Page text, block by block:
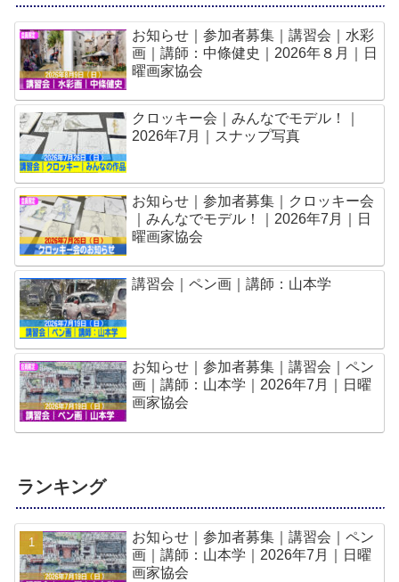
お知らせ｜参加者募集｜講習会｜水彩
画｜講師：中條健史｜2026年８月｜日
曜画家協会
クロッキー会｜みんなでモデル！｜
2026年7月｜スナップ写真
お知らせ｜参加者募集｜クロッキー会
｜みんなでモデル！｜2026年7月｜日
曜画家協会
講習会｜ペン画｜講師：山本学
お知らせ｜参加者募集｜講習会｜ペン
画｜講師：山本学｜2026年7月｜日曜
画家協会
ランキング
お知らせ｜参加者募集｜講習会｜ペン
画｜講師：山本学｜2026年7月｜日曜
画家協会